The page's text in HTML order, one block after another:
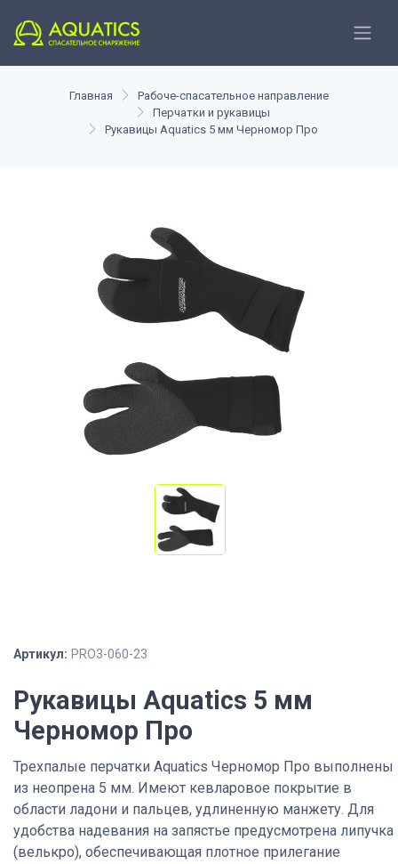
Главная
Рабоче-спасательное направление
Перчатки и рукавицы
Рукавицы Aquatics 5 мм Черномор Про
Артикул: PRO3-060-23
Рукавицы Aquatics 5 мм
Черномор Про
Трехпалые перчатки Aquatics Черномор Про выполнены
из неопрена 5 мм. Имеют кевларовое покрытие в
области ладони и пальцев, удлиненную манжету. Для
удобства надевания на запястье предусмотрена липучка
(велькро), обеспечивающая плотное прилегание